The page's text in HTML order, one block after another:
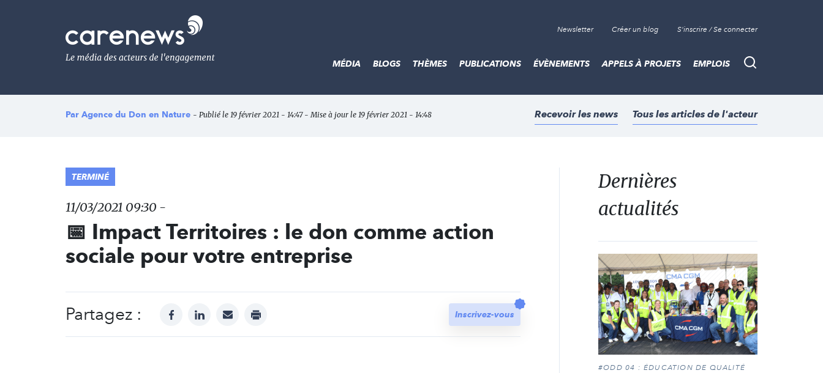
Le
média
de
l'engagement
Newsletter Créer un blog S'inscrire / Se connecter
Recherche
MÉDIA BLOGS THÈMES PUBLICATIONS ÉVÈNEMENTS APPELS À PROJETS EMPLOIS
Par Agence du Don en Nature - Publié le 19 février 2021 - 14:47 - Mise à jour le 19 février 2021 - 14:48 Recevoir les news Tous les articles de l'acteur
TERMINÉ
11/03/2021 09:30 -
📅 Impact Territoires : le don comme action
sociale pour votre entreprise
Partagez : facebooklinkedinmail print Inscrivez-vous
Dernières
actualités
#ODD 04 : ÉDUCATION DE QUALITÉ